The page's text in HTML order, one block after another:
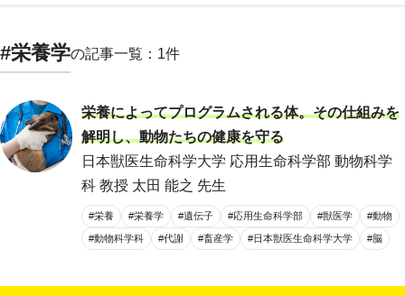
#栄養学の記事一覧：1件
栄養によってプログラムされる体。その仕組みを
解明し、動物たちの健康を守る
日本獣医生命科学大学 応用生命科学部 動物科学
科 教授 太田 能之 先生
#栄養 #栄養学 #遺伝子 #応用生命科学部 #獣医学 #動物
#動物科学科 #代謝 #畜産学 #日本獣医生命科学大学 #脳